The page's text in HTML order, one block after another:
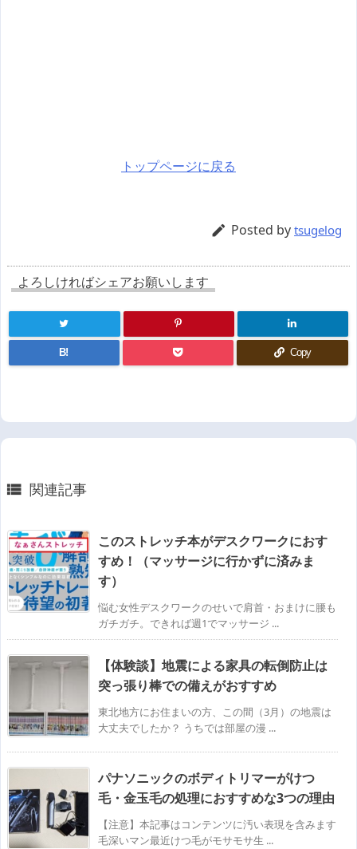
トップページに戻る
 Posted by tsugelog
よろしければシェアお願いします
B! Copy
 関連記事
このストレッチ本がデスクワークにおす
すめ！（マッサージに行かずに済みま
す）
悩む女性デスクワークのせいで肩首・おまけに腰も
ガチガチ。できれば週1でマッサージ ...
【体験談】地震による家具の転倒防止は
突っ張り棒での備えがおすすめ
東北地方にお住まいの方、この間（3月）の地震は
大丈夫でしたか？ うちでは部屋の漫 ...
パナソニックのボディトリマーがけつ
毛・金玉毛の処理におすすめな3つの理由
【注意】本記事はコンテンツに汚い表現を含みます
毛深いマン最近けつ毛がモサモサ生 ...